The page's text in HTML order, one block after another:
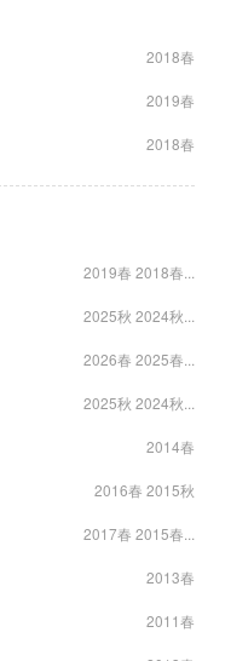
2018春
2019春
2018春
2019春 2018春...
2025秋 2024秋...
2026春 2025春...
2025秋 2024秋...
2014春
2016春 2015秋
2017春 2015春...
2013春
2011春